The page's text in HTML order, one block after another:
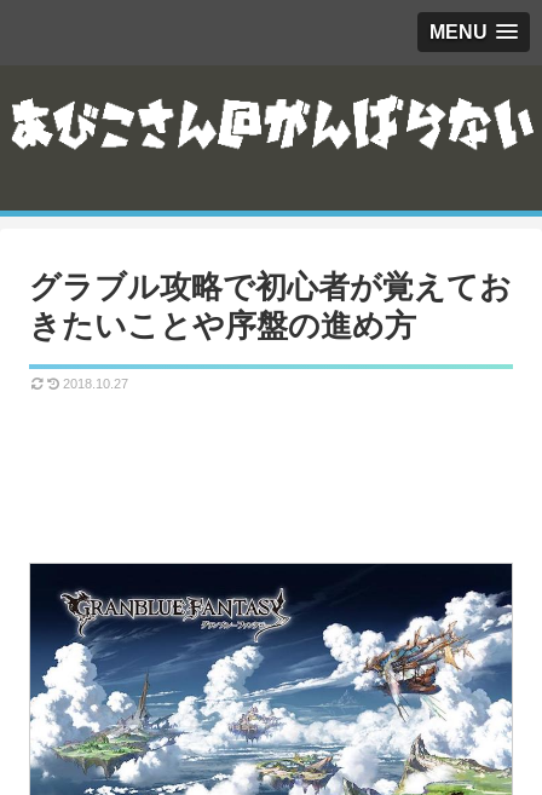
MENU
グラブル攻略で初心者が覚えてお
きたいことや序盤の進め方
2018.10.27